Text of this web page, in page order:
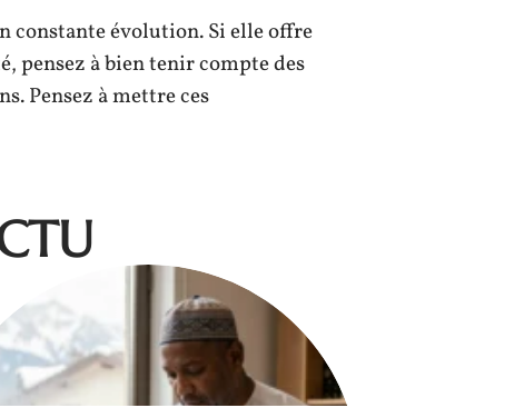
constante évolution. Si elle offre
pensez à bien tenir compte des
Pensez à mettre ces